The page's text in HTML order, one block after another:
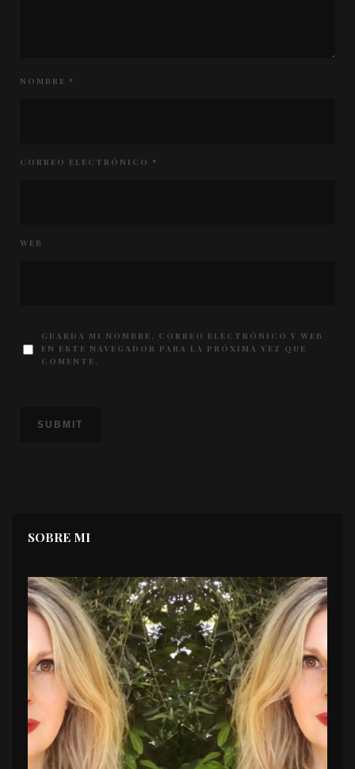
NOMBRE *
CORREO ELECTRÓNICO *
WEB
GUARDA MI NOMBRE, CORREO ELECTRÓNICO Y WEB
EN ESTE NAVEGADOR PARA LA PRÓXIMA VEZ QUE
COMENTE.
SOBRE MI